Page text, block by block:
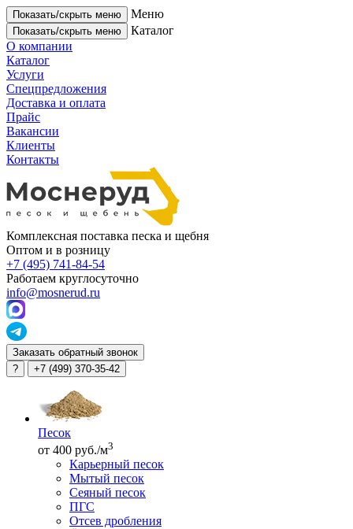
Показать/скрыть меню Меню
Показать/скрыть меню
Каталог
О компании
Каталог
Услуги
Спецпредложения
Доставка и оплата
Прайс
Вакансии
Клиенты
Контакты
Комплексная поставка песка и щебня
Оптом и в розницу
+7 (495) 741-84-54
Работаем круглосуточно
info@mosnerud.ru
Заказать обратный звонок
?
+7 (499) 370-35-42
Песок
от 400 руб./м3
Карьерный песок
Мытый песок
Сеяный песок
ПГС
Отсев дробления